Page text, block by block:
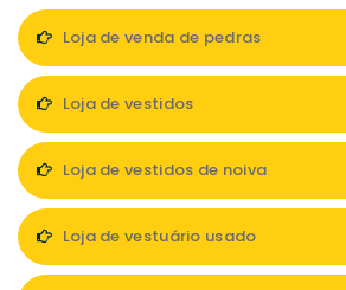
Loja de venda de pedras
Loja de vestidos
Loja de vestidos de noiva
Loja de vestuário usado